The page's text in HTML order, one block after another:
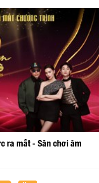
ra mắt - Sân chơi âm